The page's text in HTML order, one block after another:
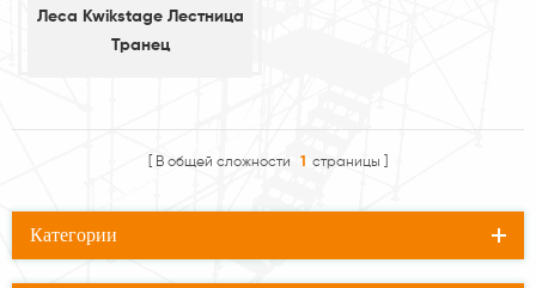
Леса Kwikstage Лестница
Транец
В общей сложности 1 страницы
Категории